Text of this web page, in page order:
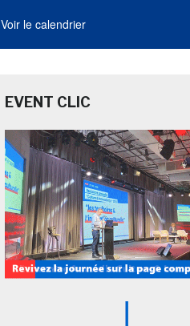
Voir le calendrier
EVENT CLIC